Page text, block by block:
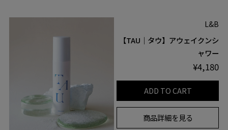
L&B
【TAU｜タウ】アウェイクンシ
ャワー
¥4,180
ADD TO CART
商品詳細を見る